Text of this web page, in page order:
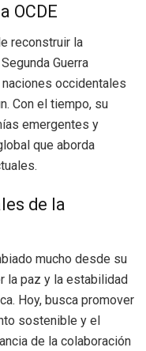
OCDE
reconstruir la
Guerra
occidentales
Con el tiempo, su
emergentes y
que aborda
de la
mucho desde su
la paz y la estabilidad
Hoy, busca promover
sostenible y el
de la colaboración